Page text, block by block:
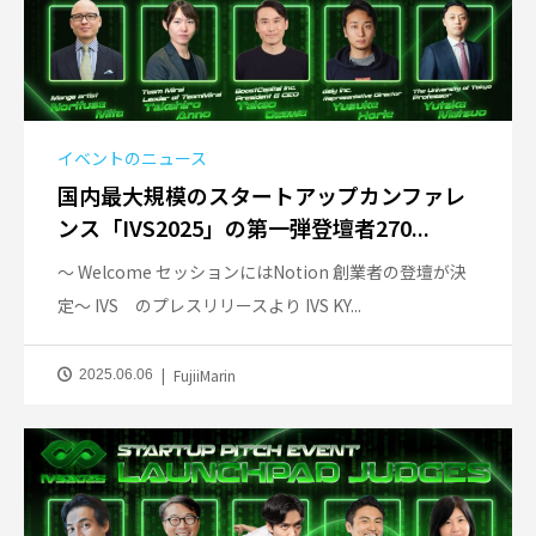
イベントのニュース
国内最大規模のスタートアップカンファレ
ンス「IVS2025」の第一弾登壇者270...
〜 Welcome セッションにはNotion 創業者の登壇が決
定〜 IVS のプレスリリースより IVS KY...
2025.06.06 FujiiMarin